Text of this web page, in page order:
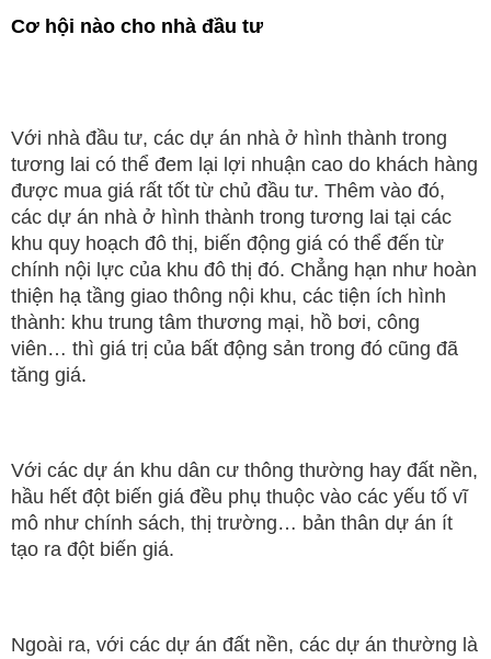
Cơ hội nào cho nhà đầu tư
Với nhà đầu tư, các dự án nhà ở hình thành trong
tương lai có thể đem lại lợi nhuận cao do khách hàng
được mua giá rất tốt từ chủ đầu tư. Thêm vào đó,
các dự án nhà ở hình thành trong tương lai tại các
khu quy hoạch đô thị, biến động giá có thể đến từ
chính nội lực của khu đô thị đó. Chẳng hạn như hoàn
thiện hạ tầng giao thông nội khu, các tiện ích hình
thành: khu trung tâm thương mại, hồ bơi, công
viên… thì giá trị của bất động sản trong đó cũng đã
tăng giá.
Với các dự án khu dân cư thông thường hay đất nền,
hầu hết đột biến giá đều phụ thuộc vào các yếu tố vĩ
mô như chính sách, thị trường… bản thân dự án ít
tạo ra đột biến giá.
Ngoài ra, với các dự án đất nền, các dự án thường là